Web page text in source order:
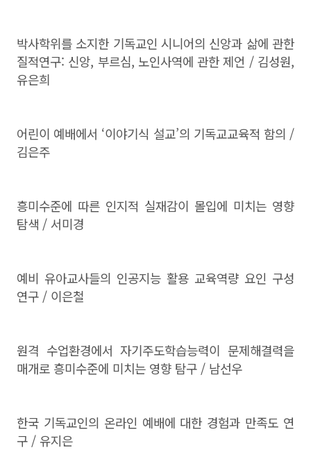
박사학위를 소지한 기독교인 시니어의 신앙과 삶에 관한
질적연구: 신앙, 부르심, 노인사역에 관한 제언 / 김성원,
유은희
어린이 예배에서 ‘이야기식 설교’의 기독교교육적 함의 /
김은주
흥미수준에 따른 인지적 실재감이 몰입에 미치는 영향
탐색 / 서미경
예비 유아교사들의 인공지능 활용 교육역량 요인 구성
연구 / 이은철
원격 수업환경에서 자기주도학습능력이 문제해결력을
매개로 흥미수준에 미치는 영향 탐구 / 남선우
한국 기독교인의 온라인 예배에 대한 경험과 만족도 연
구 / 유지은